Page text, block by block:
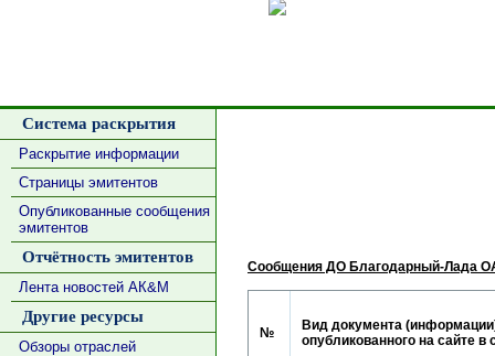
Система раскрытия
Раскрытие информации
Страницы эмитентов
Опубликованные сообщения
эмитентов
Отчётность эмитентов
Лента новостей АК&М
Другие ресурсы
Обзоры отраслей
Сообщения ДО Благодарный-Лада
№
Вид документа
опубликованного на сайте в